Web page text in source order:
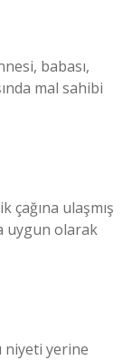
babası,
mal sahibi
çağına ulaşmış
uygun olarak
niyeti yerine